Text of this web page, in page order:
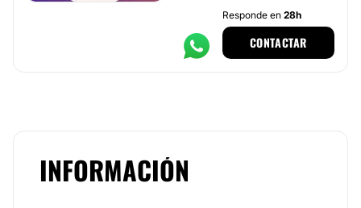
Responde en 28h
CONTACTAR
INFORMACIÓN